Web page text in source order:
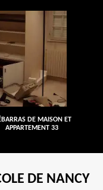
DE MAISON ET
APPARTEMENT 33
DE NANCY